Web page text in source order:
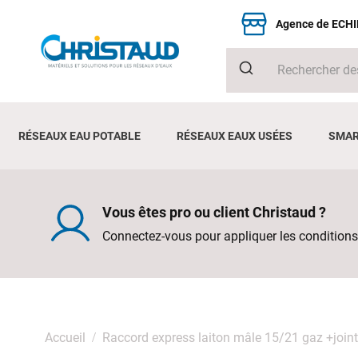
Agence de
RÉSEAUX EAU POTABLE RÉSEAUX EAUX USÉES
Vous êtes pro ou client Christaud ?
Connectez-vous pour appliquer les
Accueil Raccord express laiton mâle 15/21 gaz